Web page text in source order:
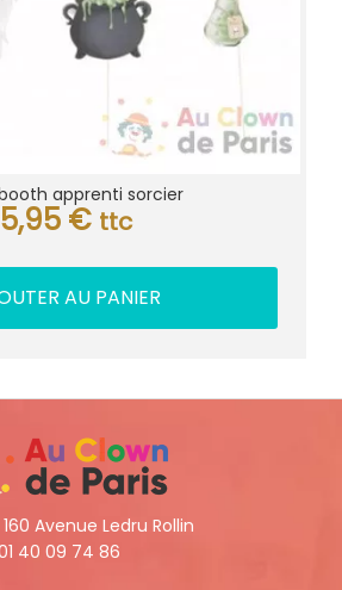
apprenti sorcier
5,95 € ttc
AU PANIER
160 Avenue Ledru Rollin
40 09 74 86